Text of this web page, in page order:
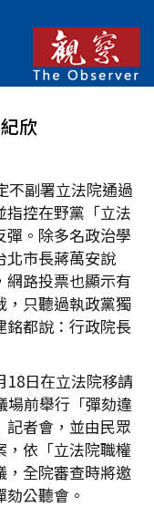
欣
不副署立法院通過
指控在野黨「立法
彈。除多名政治學
北市長蔣萬安說
網路投票也顯示有
，只聽過執政黨獨
銘都說：行政院長
18日在立法院移請
場前舉行「彈劾違
記者會，並由民眾
，依「立法院職權
，全院審查時將邀
公聽會。